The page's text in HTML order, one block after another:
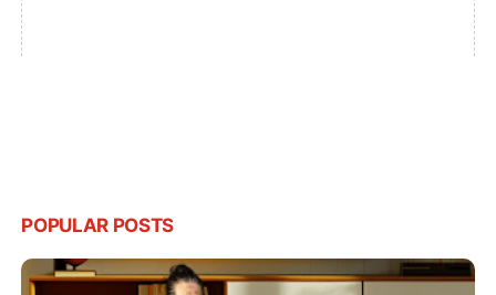
POPULAR POSTS